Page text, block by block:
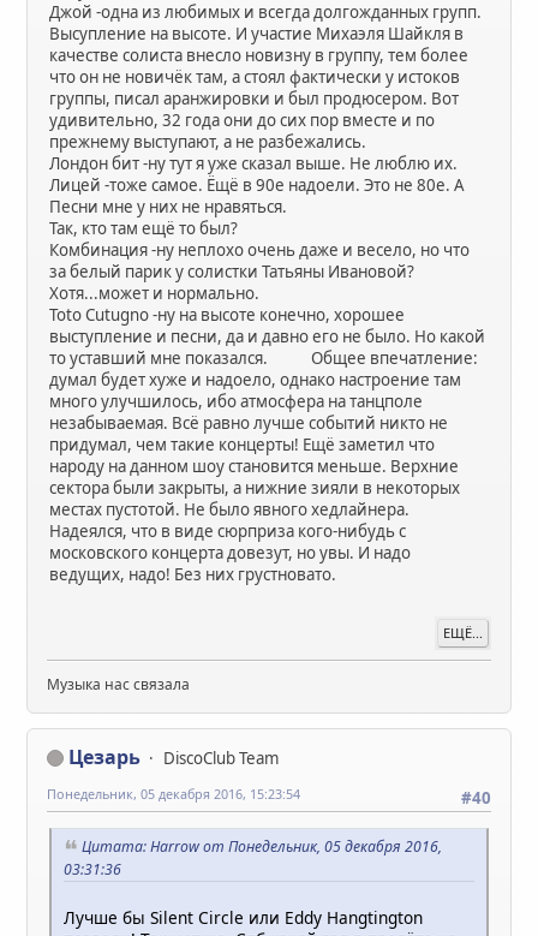
Джой -одна из любимых и всегда долгожданных групп.
Высупление на высоте. И участие Михаэля Шайкля в
качестве солиста внесло новизну в группу, тем более
что он не новичёк там, а стоял фактически у истоков
группы, писал аранжировки и был продюсером. Вот
удивительно, 32 года они до сих пор вместе и по
прежнему выступают, а не разбежались.
Лондон бит -ну тут я уже сказал выше. Не люблю их.
Лицей -тоже самое. Ёщё в 90е надоели. Это не 80е. А
Песни мне у них не нравяться.
Так, кто там ещё то был?
Комбинация -ну неплохо очень даже и весело, но что
за белый парик у солистки Татьяны Ивановой?
Хотя...может и нормально.
Toto Cutugno -ну на высоте конечно, хорошее
выступление и песни, да и давно его не было. Но какой
то уставший мне показался. Общее впечатление:
думал будет хуже и надоело, однако настроение там
много улучшилось, ибо атмосфера на танцполе
незабываемая. Всё равно лучше событий никто не
придумал, чем такие концерты! Ещё заметил что
народу на данном шоу становится меньше. Верхние
сектора были закрыты, а нижние зияли в некоторых
местах пустотой. Не было явного хедлайнера.
Надеялся, что в виде сюрприза кого-нибудь с
московского концерта довезут, но увы. И надо
ведущих, надо! Без них грустновато.
ЕЩЁ...
Музыка нас связала
Цезарь
DiscoClub Team
#40
Понедельник, 05 декабря 2016, 15:23:54
Цитата: Harrow от Понедельник, 05 декабря 2016,
03:31:36
Лучше бы Silent Circle или Eddy Hangtington